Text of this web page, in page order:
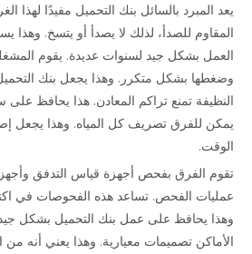
يعد المبرد بالسائل بنك التحميل مفيدًا لهذا
المقاوم للصدأ، لذلك لا يصدأ أو يتسخ. وهذا
العمل بشكل جيد لسنوات عديدة. يقوم
وضغطها بشكل متكرر. وهذا يجعل بنك
النظيفة تمنع تراكم المعادن. هذا يحافظ على
يمكن للفرق تصريف كل المياه. وهذا يجعل
الوقت.
تقوم الفرق بفحص أجهزة قياس التدفق
عمليات الفحص. تساعد هذه الفحوصات في
وهذا يحافظ على عمل بنك التحميل بشكل
الأماكن تصميمات معيارية. وهذا يعني أنه من